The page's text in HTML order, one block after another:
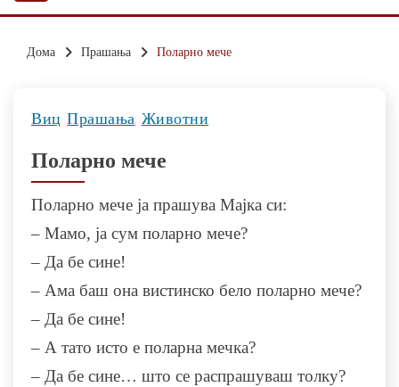
Дома Прашања Поларно мече
Виц Прашања Животни
Поларно мече
Поларно мече ја прашува Мајка си:
– Мамо, ја сум поларно мече?
– Да бе сине!
– Ама баш она вистинско бело поларно мече?
– Да бе сине!
– А тато исто е поларна мечка?
– Да бе сине… што се распрашуваш толку?